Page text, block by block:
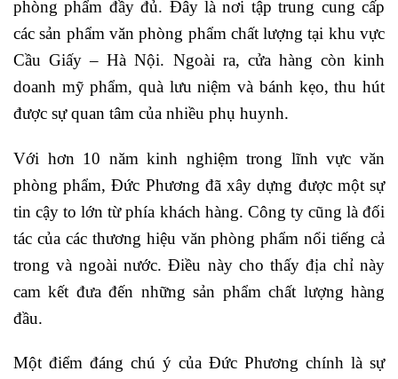
phòng phẩm đầy đủ. Đây là nơi tập trung cung cấp
các sản phẩm văn phòng phẩm chất lượng tại khu vực
Cầu Giấy – Hà Nội. Ngoài ra, cửa hàng còn kinh
doanh mỹ phẩm, quà lưu niệm và bánh kẹo, thu hút
được sự quan tâm của nhiều phụ huynh.
Với hơn 10 năm kinh nghiệm trong lĩnh vực văn
phòng phẩm, Đức Phương đã xây dựng được một sự
tin cậy to lớn từ phía khách hàng. Công ty cũng là đối
tác của các thương hiệu văn phòng phẩm nổi tiếng cả
trong và ngoài nước. Điều này cho thấy địa chỉ này
cam kết đưa đến những sản phẩm chất lượng hàng
đầu.
Một điểm đáng chú ý của Đức Phương chính là sự